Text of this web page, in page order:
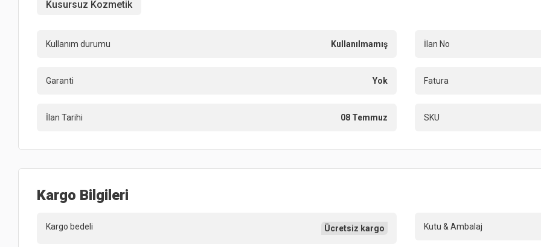
Kusursuz Kozmetik
Kullanım durumu Kullanılmamış İlan No
Garanti Yok Fatura
İlan Tarihi 08 Temmuz SKU
Kargo Bilgileri
Kargo bedeli Ücretsiz kargo Kutu & Ambalaj